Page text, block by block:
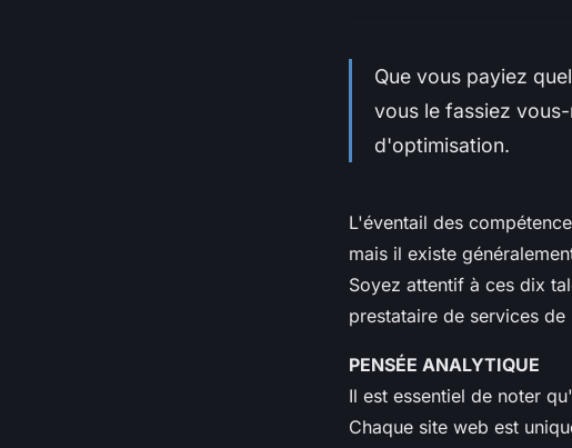
Que vous payiez
vous le fassiez
d'optimisation.
L'éventail des
mais il existe
Soyez attentif à ces dix
prestataire de services
PENSÉE ANALYTIQUE
Il est essentiel de noter
Chaque site web est